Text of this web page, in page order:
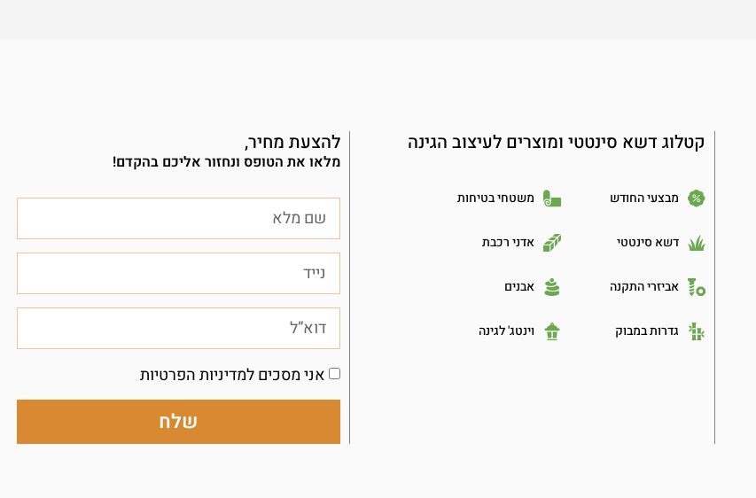
קטלוג דשא סינטטי ומוצרים לעיצוב הגינה
מבצעי החודש משטחי בטיחות
דשא סינטטי אדני רכבת
אביזרי התקנה אבנים
גדרות במבוק וינטג' לגינה
להצעת מחיר,
מלאו את הטופס ונחזור אליכם בהקדם!
אני מסכים למדיניות הפרטיות
שלח